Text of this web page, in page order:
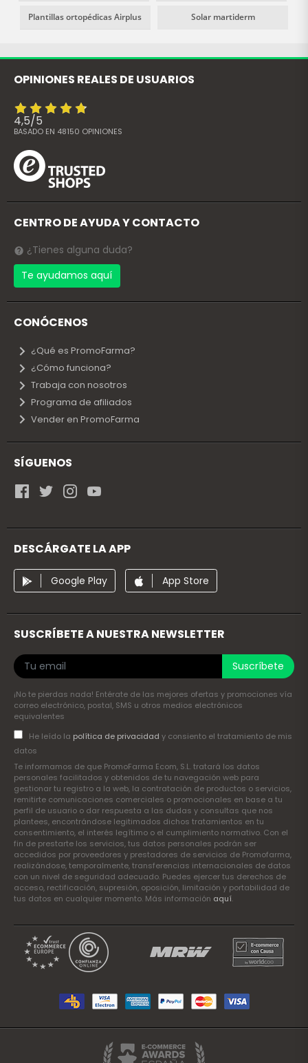
Plantillas ortopédicas Airplus Solar martiderm
OPINIONES REALES DE USUARIOS
4,5/5
BASADO EN 48150 OPINIONES
CENTRO DE AYUDA Y CONTACTO
¿Tienes alguna duda?
Te ayudamos aquí
CONÓCENOS
¿Qué es PromoFarma?
¿Cómo funciona?
Trabaja con nosotros
Programa de afiliados
Vender en PromoFarma
SÍGUENOS
DESCÁRGATE LA APP
Google Play App Store
SUSCRÍBETE A NUESTRA NEWSLETTER
Suscríbete
¡No te pierdas nada! Entérate de las mejores ofertas y promociones vía
correo electrónico, postal, SMS u otros medios electrónicos
equivalentes
He leído la política de privacidad y consiento el tratamiento de mis
datos
Te informamos de que PromoFarma Ecom, S.L. tratará los datos
personales facilitados y obtenidos de tu navegación web para
gestionar tu registro a la web, la contratación de productos o servicios,
remitirte comunicaciones comerciales o promocionales en base a tu
perfil de usuario o dar respuesta a las dudas y consultas que nos
plantees, encontrándose legitimados dichos tratamientos en tu
consentimiento, el interés legítimo o el cumplimiento normativo. Con el
fin de prestarte los servicios, tus datos personales podrán ser
accedidos por proveedores y prestadores de servicios de Promofarma,
realizándose, temporalmente, transferencias internacionales de datos
con un nivel de seguridad adecuado. Puedes ejercer tus derechos de
acceso, rectificación, supresión, oposición, limitación y portabilidad de
tus datos en cualquier momento. Más información aquí.